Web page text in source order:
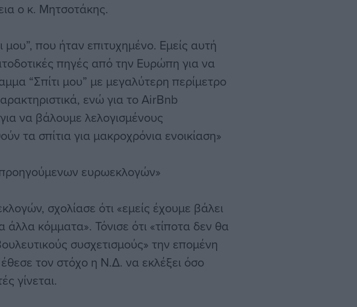
ο κ. Μητσοτάκης.
που ήταν επιτυχημένο. Εμείς αυτή
πηγές από την Ευρώπη για να
“Σπίτι μου” με μεγαλύτερη περίμετρο
ενώ για το AirBnb
να βάλουμε λελογισμένους
τα σπίτια για μακροχρόνια ενοικίαση»
ευρωεκλογών»
σχολίασε ότι «εμείς έχουμε βάλει
κόμματα». Τόνισε ότι «τίποτα δεν θα
συσχετισμούς» την επομένη
τον στόχο η Ν.Δ. να εκλέξει όσο
γίνεται.